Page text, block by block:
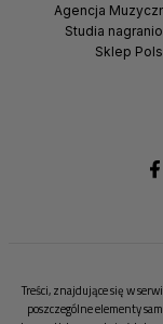
Agencja
Studia
Sklep
Treści, znajdujące się w
poszczególne elementy